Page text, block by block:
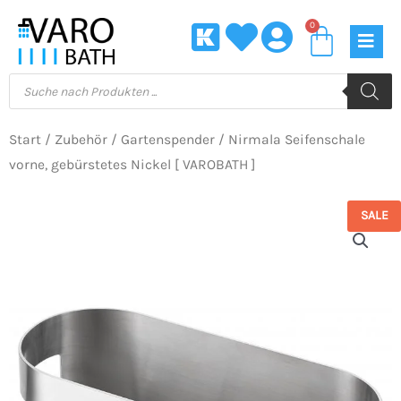
Inhalt
springen
0
Products
search
Start / Zubehör / Gartenspender / Nirmala Seifenschale
vorne, gebürstetes Nickel [ VAROBATH ]
SALE